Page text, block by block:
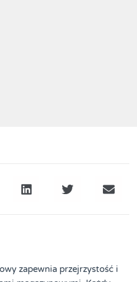
zapewnia przejrzystość i